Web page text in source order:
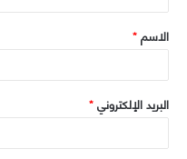
ق
*
الاسم*
البريد الإلكتروني*